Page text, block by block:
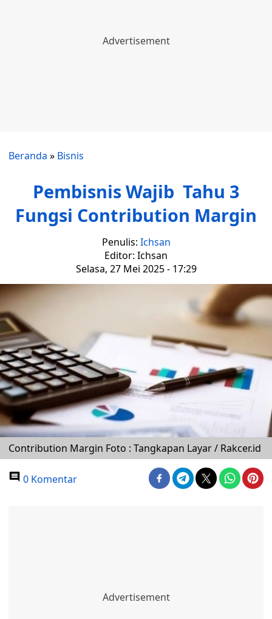
Beranda » Bisnis
Pembisnis Wajib Tahu 3
Fungsi Contribution Margin
Penulis: Ichsan
Editor: Ichsan
Selasa, 27 Mei 2025 - 17:29
Contribution Margin Foto : Tangkapan Layar / Rakcer.id
0 Komentar